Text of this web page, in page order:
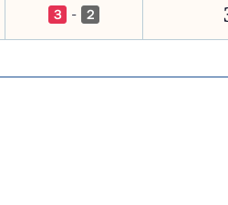
３ - ２